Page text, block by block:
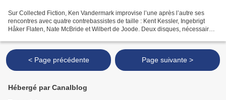
Sur Collected Fiction, Ken Vandermark improvise l’une après l’autre ses
rencontres avec quatre contrebassistes de taille : Kent Kessler, Ingebrigt
Håker Flaten, Nate McBride et Wilbert de Joode. Deux disques, nécessaires
< Page précédente Page suivante >
Hébergé par Canalblog